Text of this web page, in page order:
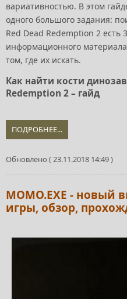
вариативностью. В этом
одного большого задания:
Red Dead Redemption 2 есть
информационного
том, где их искать.
Как найти кости
Redemption 2 – гайд
ПОДРОБНЕЕ...
Обновлено ( 23.11.2018 14:49 )
MOMO.EXE - новый
игры, обзор,